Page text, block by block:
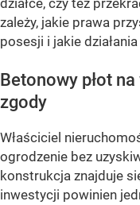
zależy, jakie prawa
posesji i jakie
Betonowy płot
zgody
Właściciel
ogrodzenie bez
konstrukcja znajduje
inwestycji powinien